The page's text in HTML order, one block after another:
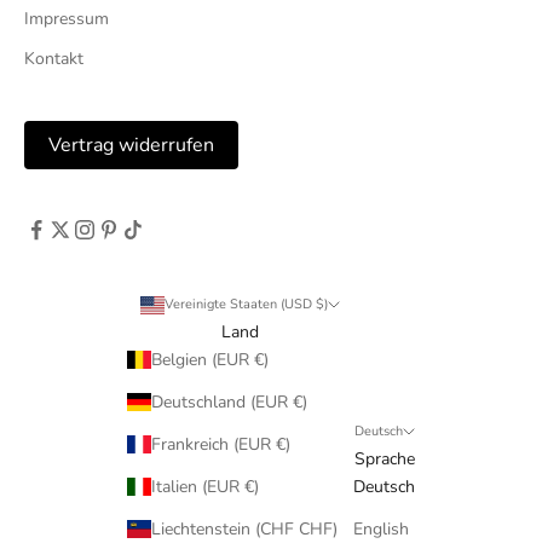
Impressum
Kontakt
Vertrag widerrufen
Vereinigte Staaten (USD $)
Land
Belgien (EUR €)
Deutschland (EUR €)
Frankreich (EUR €)
Italien (EUR €)
Liechtenstein (CHF CHF)
Deutsch
Sprache
Deutsch
English